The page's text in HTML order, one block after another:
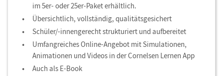
im 5er- oder 25er-Paket erhältlich.
Übersichtlich, vollständig, qualitätsgesichert
Schüler/-innengerecht strukturiert und aufbereitet
Umfangreiches Online-Angebot mit Simulationen,
Animationen und Videos in der Cornelsen Lernen App
Auch als E-Book